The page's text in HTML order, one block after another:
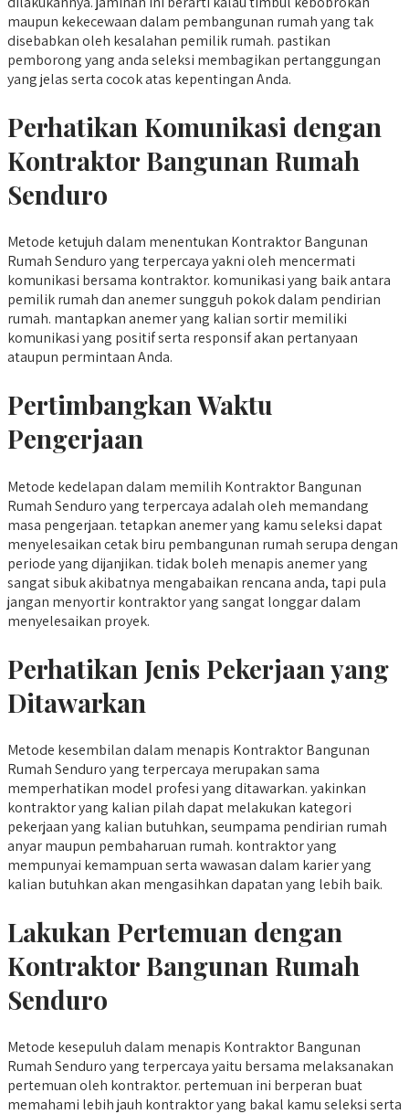
maupun kekecewaan dalam pembangunan rumah yang tak
disebabkan oleh kesalahan pemilik rumah. pastikan
pemborong yang anda seleksi membagikan pertanggungan
yang jelas serta cocok atas kepentingan Anda.
Perhatikan Komunikasi dengan
Kontraktor Bangunan Rumah
Senduro
Metode ketujuh dalam menentukan Kontraktor Bangunan
Rumah Senduro yang terpercaya yakni oleh mencermati
komunikasi bersama kontraktor. komunikasi yang baik antara
pemilik rumah dan anemer sungguh pokok dalam pendirian
rumah. mantapkan anemer yang kalian sortir memiliki
komunikasi yang positif serta responsif akan pertanyaan
ataupun permintaan Anda.
Pertimbangkan Waktu
Pengerjaan
Metode kedelapan dalam memilih Kontraktor Bangunan
Rumah Senduro yang terpercaya adalah oleh memandang
masa pengerjaan. tetapkan anemer yang kamu seleksi dapat
menyelesaikan cetak biru pembangunan rumah serupa dengan
periode yang dijanjikan. tidak boleh menapis anemer yang
sangat sibuk akibatnya mengabaikan rencana anda, tapi pula
jangan menyortir kontraktor yang sangat longgar dalam
menyelesaikan proyek.
Perhatikan Jenis Pekerjaan yang
Ditawarkan
Metode kesembilan dalam menapis Kontraktor Bangunan
Rumah Senduro yang terpercaya merupakan sama
memperhatikan model profesi yang ditawarkan. yakinkan
kontraktor yang kalian pilah dapat melakukan kategori
pekerjaan yang kalian butuhkan, seumpama pendirian rumah
anyar maupun pembaharuan rumah. kontraktor yang
mempunyai kemampuan serta wawasan dalam karier yang
kalian butuhkan akan mengasihkan dapatan yang lebih baik.
Lakukan Pertemuan dengan
Kontraktor Bangunan Rumah
Senduro
Metode kesepuluh dalam menapis Kontraktor Bangunan
Rumah Senduro yang terpercaya yaitu bersama melaksanakan
pertemuan oleh kontraktor. pertemuan ini berperan buat
memahami lebih jauh kontraktor yang bakal kamu seleksi serta